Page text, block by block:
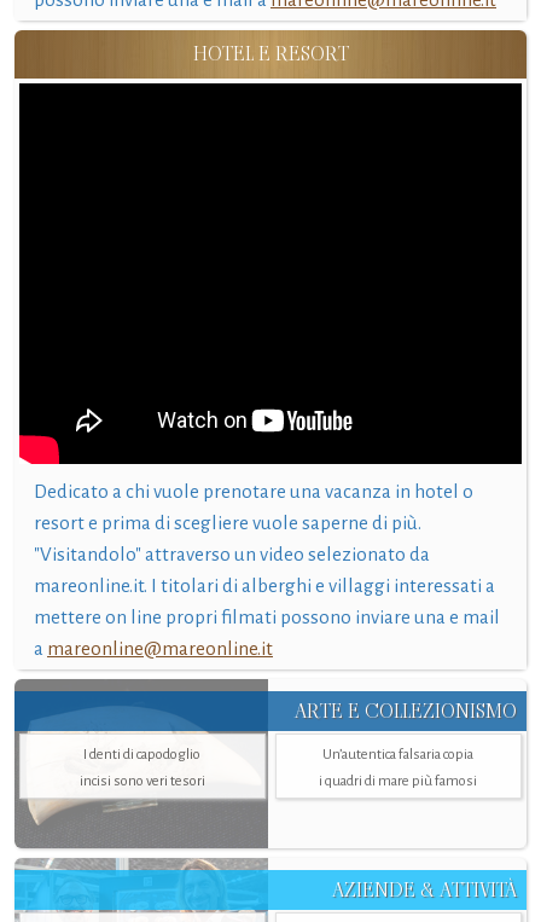
HOTEL E RESORT
Dedicato a chi vuole prenotare una vacanza in hotel o
resort e prima di scegliere vuole saperne di più.
"Visitandolo" attraverso un video selezionato da
mareonline.it. I titolari di alberghi e villaggi interessati a
mettere on line propri filmati possono inviare una e mail
a mareonline@mareonline.it
ARTE E COLLEZIONISMO
I denti di capodoglio
incisi sono veri tesori
Un’autentica falsaria copia
i quadri di mare più famosi
AZIENDE & ATTIVITÀ